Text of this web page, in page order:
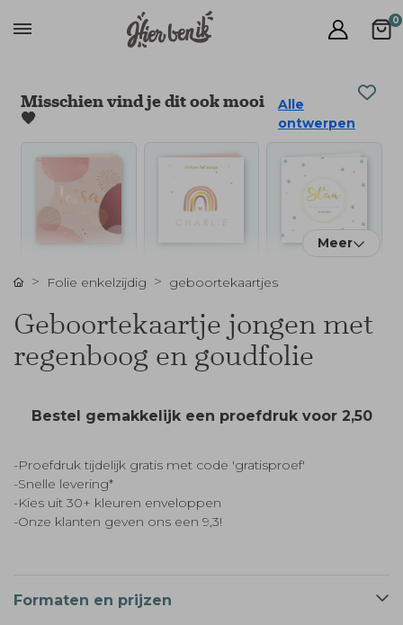
0
Misschien vind je dit ook mooi
🧡
Alle
ontwerpen
Meer
Folie enkelzijdig geboortekaartjes
Geboortekaartje jongen met
regenboog en goudfolie
Bestel gemakkelijk een proefdruk voor 2,50
-Proefdruk tijdelijk gratis met code 'gratisproef'
-Snelle levering*
-Kies uit 30+ kleuren enveloppen
-Onze klanten geven ons een 9,3!
Formaten en prijzen